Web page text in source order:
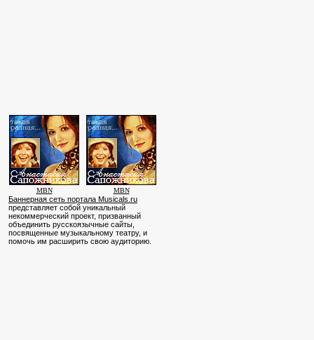
MBN MBN
Баннерная сеть портала Musicals.ru
представляет собой уникальный
некоммерческий проект, призванный
объединить русскоязычные сайты,
посвященные музыкальному театру, и
помочь им расширить свою аудиторию.